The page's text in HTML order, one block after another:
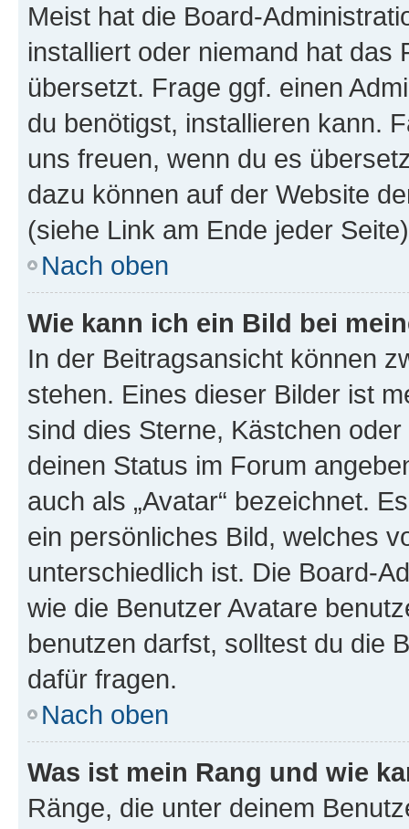
Meist hat die Board-
installiert oder niemand hat das
übersetzt. Frage ggf. einen
du benötigst, installieren kann.
uns freuen, wenn du es
dazu können auf der Website
(siehe Link am Ende jeder
Nach oben
Wie kann ich ein Bild bei
In der Beitragsansicht können
stehen. Eines dieser Bilder ist
sind dies Sterne, Kästchen
deinen Status im Forum
auch als „Avatar“ bezeichnet.
ein persönliches Bild, welches
unterschiedlich ist. Die Board-
wie die Benutzer Avatare
benutzen darfst, solltest du die
dafür fragen.
Nach oben
Was ist mein Rang und wie
Ränge, die unter deinem